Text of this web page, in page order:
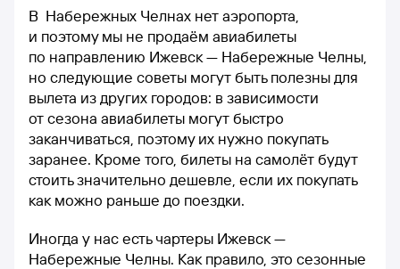
В Набережных Челнах нет аэропорта,
и поэтому мы не продаём авиабилеты
по направлению Ижевск — Набережные Челны,
но следующие советы могут быть полезны для
вылета из других городов: в зависимости
от сезона авиабилеты могут быстро
заканчиваться, поэтому их нужно покупать
заранее. Кроме того, билеты на самолёт будут
стоить значительно дешевле, если их покупать
как можно раньше до поездки.
Иногда у нас есть чартеры Ижевск —
Набережные Челны. Как правило, это сезонные